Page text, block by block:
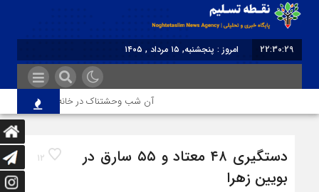
22:30:29
امروز : پنجشنبه, ۱۵ مرداد , ۱۴۰۵
آن شب وحشتناک در خانه «عصمت»
12
دستگیری ۴۸ معتاد و ۵۵ سارق در
بویین‌ زهرا